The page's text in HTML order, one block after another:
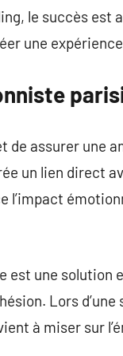
le succès est
une
de assurer une
un lien direct
l’impact
est une
Lors
à miser sur